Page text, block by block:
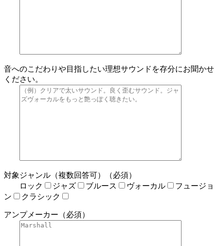
音へのこだわりや目指したい理想サウンドを存分にお聞かせ
ください。
対象ジャンル（複数回答可）（必須）
ロック
ジャズ ブルース ヴォーカル
フュージョ
ン
クラシック
アンプメーカー（必須）